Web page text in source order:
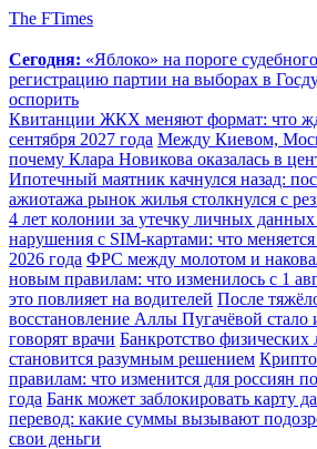
The FTimes
Сегодня: «Яблоко» на пороге
регистрацию партии на выборах в
оспорить
Квитанции ЖКХ меняют формат: что
сентября 2027 года Между Киевом,
почему Клара Новикова оказалась в
Ипотечный маятник качнулся назад:
ажиотажа рынок жилья столкнулся с
4 лет колонии за утечку личных
нарушения с SIM-картами: что меняется
2026 года ФРС между молотом и
новым правилам: что изменилось с 1
это повлияет на водителей После
восстановление Аллы Пугачёвой
говорят врачи Банкротство физических
становится разумным решением
правилам: что изменится для россиян
года Банк может заблокировать карту
перевод: какие суммы вызывают
свои деньги